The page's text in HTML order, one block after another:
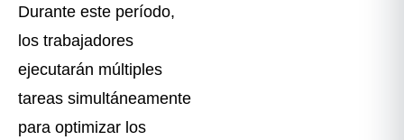
Durante este período,
los trabajadores
ejecutarán múltiples
tareas simultáneamente
para optimizar los